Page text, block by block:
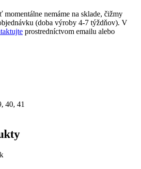
nemáme na sklade, čižmy
(doba výroby 4-7 týždňov). V
prostredníctvom emailu alebo
40, 41